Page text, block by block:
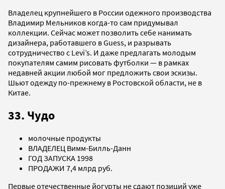
Владелец крупнейшего в России одежного производства
Владимир Мельников когда-то сам придумывал
коллекции. Сейчас может позволить себе нанимать
дизайнера, работавшего в Guess, и разрывать
сотрудничество с Levi’s. И даже предлагать молодым
покупателям самим рисовать футболки — в рамках
недавней акции любой мог предложить свои эскизы.
Шьют одежду по-прежнему в Ростовской области, не в
Китае.
33. Чудо
молочные продукты
ВЛАДЕЛЕЦ Вимм-Билль-Данн
ГОД ЗАПУСКА 1998
ПРОДАЖИ 7,4 млрд руб.
Первые отечественные йогурты не сдают позиций уже